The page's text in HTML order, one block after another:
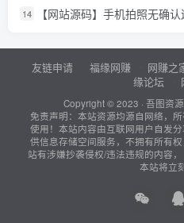
14 【网站源码】手机拍照无确
友链申请 福缘网赚 网赚之
缘论坛
Copyright © 2023 · 吾图资
免责声明：本站资源均源自网络，
使用！本站内容由互联网用户自发
供信息存储空间服务，不拥有所有
站有涉嫌抄袭侵权/违法违规的内容
本站将立